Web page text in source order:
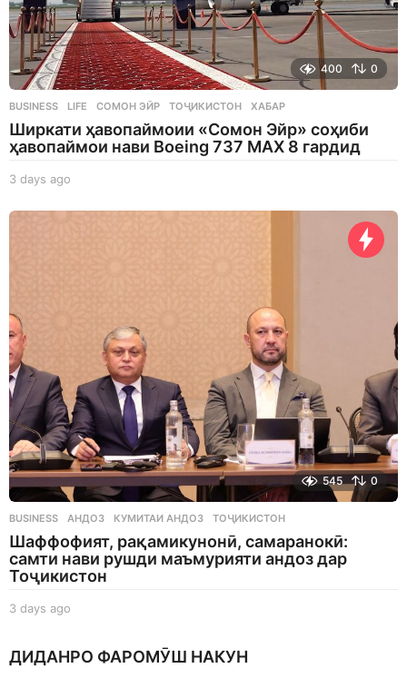
400 0
BUSINESS ,LIFE СОМОН ЭЙР ,ТОҶИКИСТОН ,ХАБАР
Ширкати ҳавопаймоии «Сомон Эйр» соҳиби
ҳавопаймои нави Boeing 737 MAX 8 гардид
3 days ago
a
545 0
BUSINESS АНДОЗ ,КУМИТАИ АНДОЗ ,ТОҶИКИСТОН
Шаффофият, рақамикунонӣ, самаранокӣ:
самти нави рушди маъмурияти андоз дар
Тоҷикистон
3 days ago
y
ДИДАНРО ФАРОМӮШ НАКУН